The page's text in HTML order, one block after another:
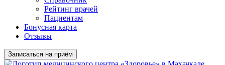
Рейтинг врачей
Пациентам
Бонусная карта
Отзывы
Записаться на приём